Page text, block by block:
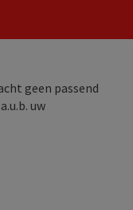
geen passend
uw